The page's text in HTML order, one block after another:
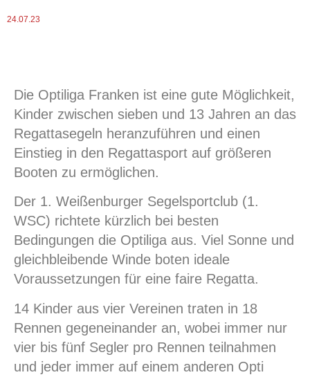
24.07.23
Die Optiliga Franken ist eine gute Möglichkeit,
Kinder zwischen sieben und 13 Jahren an das
Regattasegeln heranzuführen und einen
Einstieg in den Regattasport auf größeren
Booten zu ermöglichen.
Der 1. Weißenburger Segelsportclub (1.
WSC) richtete kürzlich bei besten
Bedingungen die Optiliga aus. Viel Sonne und
gleichbleibende Winde boten ideale
Voraussetzungen für eine faire Regatta.
14 Kinder aus vier Vereinen traten in 18
Rennen gegeneinander an, wobei immer nur
vier bis fünf Segler pro Rennen teilnahmen
und jeder immer auf einem anderen Opti